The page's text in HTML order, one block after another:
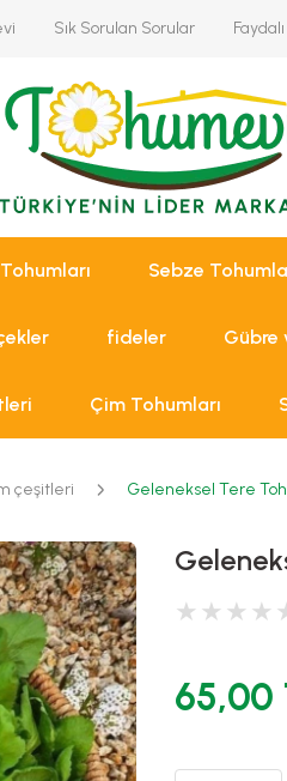
Sık Sorulan Sorular
Sebze
fideler Gübre
Çim Tohumları
çeşitleri Geleneksel Tere
65,00